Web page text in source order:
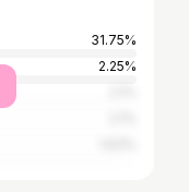
31.75%
2.25%